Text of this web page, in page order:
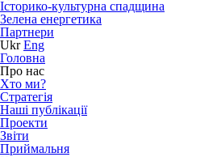
Історико-культурна спадщина
Зелена енергетика
Партнери
Ukr Eng
Головна
Про нас
Хто ми?
Стратегія
Наші публікації
Проекти
Звіти
Приймальня